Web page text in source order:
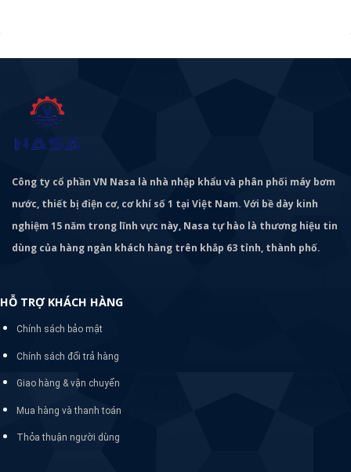
Công ty cổ phần VN Nasa là nhà nhập khẩu và phân phối máy bơm
nước, thiết bị điện cơ, cơ khí số 1 tại Việt Nam. Với bề dày kinh
nghiệm 15 năm trong lĩnh vực này, Nasa tự hào là thương hiệu tin
dùng của hàng ngàn khách hàng trên khắp 63 tỉnh, thành phố.
HỖ TRỢ KHÁCH HÀNG
Chính sách bảo mật
Chính sách đổi trả hàng
Giao hàng & vận chuyển
Mua hàng và thanh toán
Thỏa thuận người dùng